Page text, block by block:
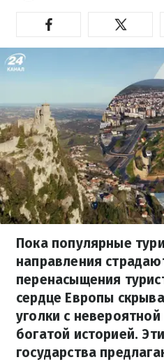
Пока популярные
направления
перенасыщения
сердце Европы
уголки с
богатой историей.
государства